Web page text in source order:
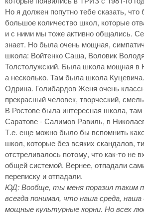
Но я должен попутно тебе сказать, что
большое количество школ, которые
и с ними мы тоже активно общались.
знает. Но была очень мощная,
школа: Войтенко Саша, Воловик
Толстолужский. Была школа мощная в
а несколько. Там была школа
Одрина. Голибардов Женя очень
прекрасный человек, творческий,
В Ростове была интересная школа,
Саратове - Салимов Равиль, в
Т.е. еще можно было бы вспомнить
школ, которые без всяких скандалов,
отстреливалось потому, что как-то не
общей системой. Вернее, отпадали
переписку и отпадали.
ЮД: Вообще, ты меня поразил таким
всегда понимал, что наша среда,
мощные культурные корни. Но всех